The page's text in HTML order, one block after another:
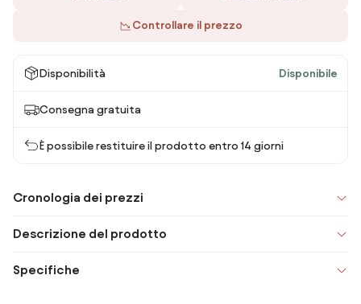
Controllare il prezzo
Disponibilità Disponibile
Consegna gratuita
È possibile restituire il prodotto entro 14 giorni
Cronologia dei prezzi
Descrizione del prodotto
Specifiche